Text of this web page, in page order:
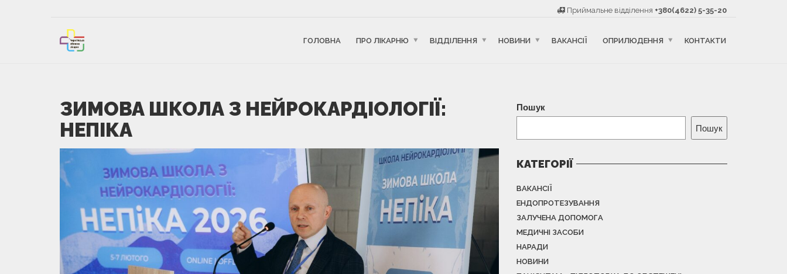
Приймальне відділення +380(4622) 5-35-20
ГОЛОВНА ПРО ЛІКАРНЮ ВІДДІЛЕННЯ НОВИНИ ВАКАНСІЇ ОПРИЛЮДЕННЯ КОНТАКТИ
ЗИМОВА ШКОЛА З НЕЙРОКАРДІОЛОГІЇ:
НЕПІКА
Пошук
Пошук
КАТЕГОРІЇ
ВАКАНСІЇ
ЕНДОПРОТЕЗУВАННЯ
ЗАЛУЧЕНА ДОПОМОГА
МЕДИЧНІ ЗАСОБИ
НАРАДИ
НОВИНИ